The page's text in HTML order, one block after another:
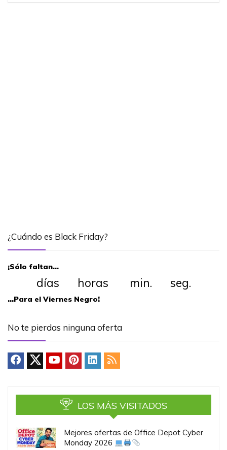
¿Cuándo es Black Friday?
¡Sólo faltan…
días horas min. seg.
…Para el Viernes Negro!
No te pierdas ninguna oferta
LOS MÁS VISITADOS
Mejores ofertas de Office Depot Cyber
Monday 2026